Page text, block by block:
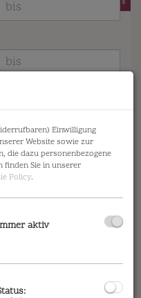
Einwilligung
Website sowie zur
die dazu personenbezogene
finden Sie in unserer
Policy.
aktiv